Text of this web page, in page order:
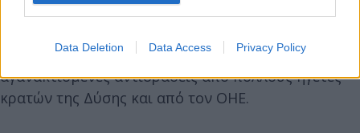
Data Deletion Data Access Privacy Policy
βορειοανατολική Ουκρανία. Το πλήγμα αυτό κατά
ανθρώπους και πυροδότησε κατακραυγή κι
αγανακτισμένες αντιδράσεις από πολλούς ηγέτες
κρατών της Δύσης και από τον ΟΗΕ.